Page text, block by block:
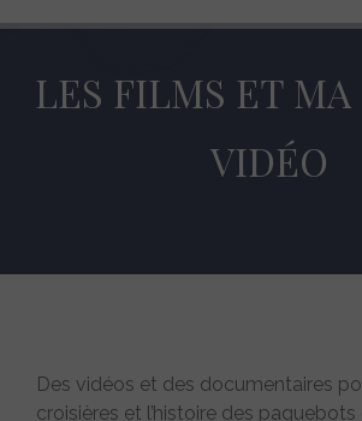
LES FILMS ET
VIDÉO
Des vidéos et des documentaires
croisières et l’histoire des